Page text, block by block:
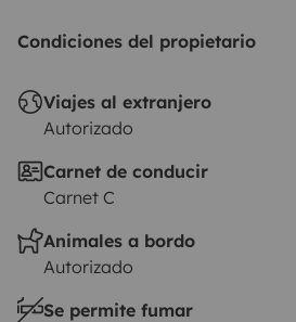
Condiciones del propietario
Viajes al extranjero
Autorizado
Carnet de conducir
Carnet C
Animales a bordo
Autorizado
Se permite fumar